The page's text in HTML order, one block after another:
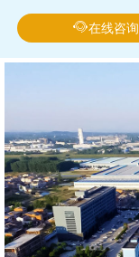
在线咨询